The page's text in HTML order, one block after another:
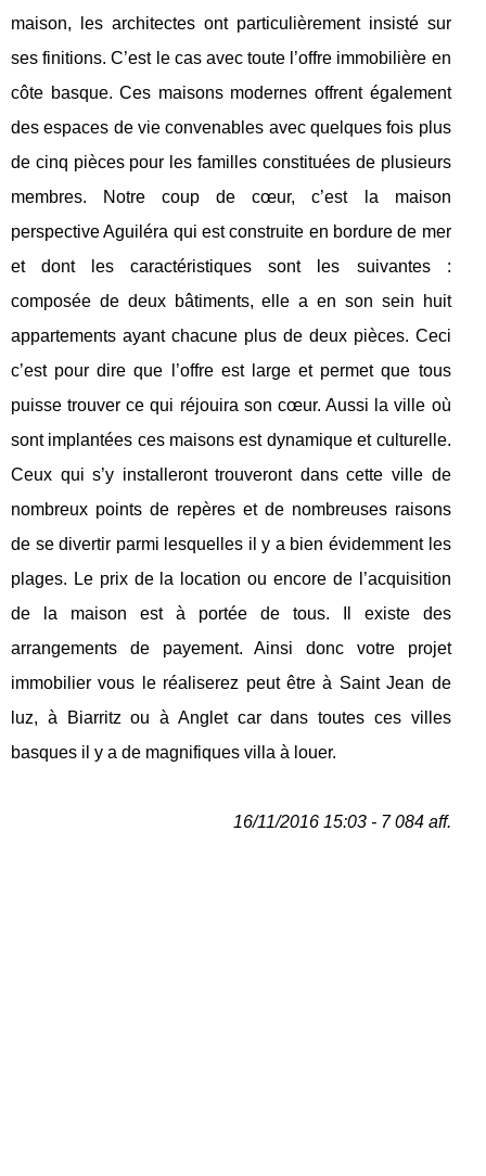
maison, les architectes ont particulièrement insisté sur
ses finitions. C’est le cas avec toute l’offre immobilière en
côte basque. Ces maisons modernes offrent également
des espaces de vie convenables avec quelques fois plus
de cinq pièces pour les familles constituées de plusieurs
membres. Notre coup de cœur, c’est la maison
perspective Aguiléra qui est construite en bordure de mer
et dont les caractéristiques sont les suivantes :
composée de deux bâtiments, elle a en son sein huit
appartements ayant chacune plus de deux pièces. Ceci
c’est pour dire que l’offre est large et permet que tous
puisse trouver ce qui réjouira son cœur. Aussi la ville où
sont implantées ces maisons est dynamique et culturelle.
Ceux qui s’y installeront trouveront dans cette ville de
nombreux points de repères et de nombreuses raisons
de se divertir parmi lesquelles il y a bien évidemment les
plages. Le prix de la location ou encore de l’acquisition
de la maison est à portée de tous. Il existe des
arrangements de payement. Ainsi donc votre projet
immobilier vous le réaliserez peut être à Saint Jean de
luz, à Biarritz ou à Anglet car dans toutes ces villes
basques il y a de magnifiques villa à louer.
16/11/2016 15:03 - 7 084 aff.